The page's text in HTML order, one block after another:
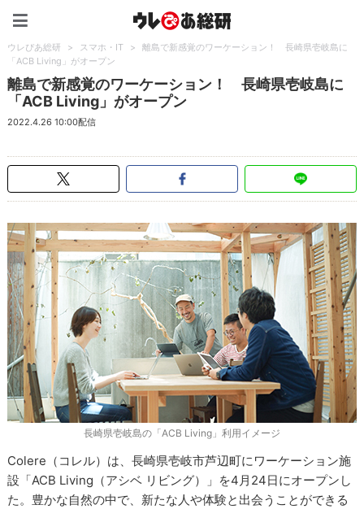
ウレぴあ総研 > スマホ・IT >
離島で新感覚のワーケーション！ 長崎県壱岐島に
「ACB Living」がオープン
離島で新感覚のワーケーション！ 長崎県壱岐島に
「ACB Living」がオープン
2022.4.26 10:00配信
長崎県壱岐島の「ACB Living」利用イメージ
Colere（コレル）は、長崎県壱岐市芦辺町にワーケーション施
設「ACB Living（アシベ リビング）」を4月24日にオープンし
た。豊かな自然の中で、新たな人や体験と出会うことができる